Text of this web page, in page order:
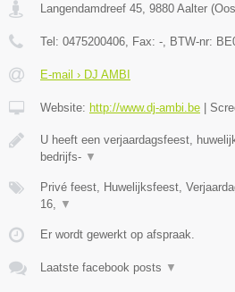
Langendamdreef 45 9880 Aalter (
Tel: 0475200406 , Fax: - , BTW-nr:
E-mail › DJ AMBI
Website: http://www.dj-ambi.be
U heeft een verjaardagsfeest,
bedrijfs- ▼
Privé feest, Huwelijksfeest,
16,
▼
Er wordt gewerkt op afspraak.
Laatste facebook posts ▼